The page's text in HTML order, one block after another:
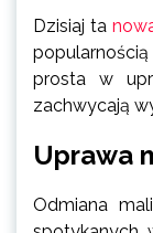
Dzisiaj ta
prosta w
zachwycają
Uprawa
Odmiana